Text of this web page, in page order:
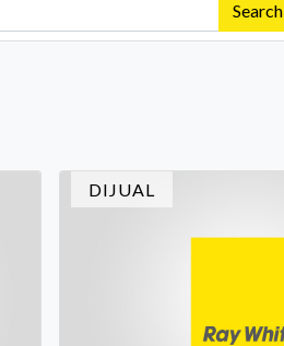
Search
DIJUAL